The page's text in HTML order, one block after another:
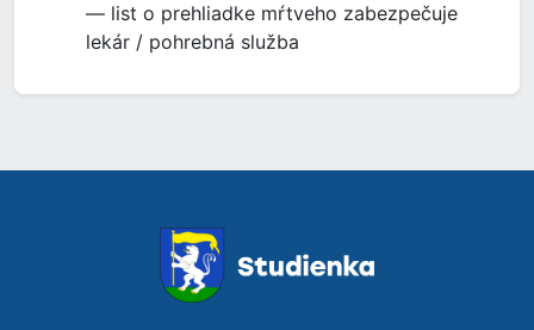
— list o prehliadke mŕtveho zabezpečuje
lekár / pohrebná služba